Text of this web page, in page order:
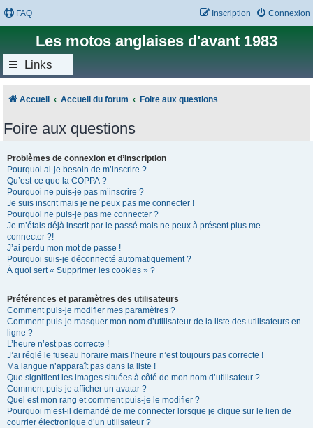
FAQ Connexion
Inscription
Les motos anglaises d'avant 1983
Links
Accueil Accueil du forum Foire aux questions
Foire aux questions
Problèmes de connexion et d’inscription
Pourquoi ai-je besoin de m’inscrire ?
Qu’est-ce que la COPPA ?
Pourquoi ne puis-je pas m’inscrire ?
Je suis inscrit mais je ne peux pas me connecter !
Pourquoi ne puis-je pas me connecter ?
Je m’étais déjà inscrit par le passé mais ne peux à présent plus me
connecter ?!
J’ai perdu mon mot de passe !
Pourquoi suis-je déconnecté automatiquement ?
À quoi sert « Supprimer les cookies » ?
Préférences et paramètres des utilisateurs
Comment puis-je modifier mes paramètres ?
Comment puis-je masquer mon nom d’utilisateur de la liste des utilisateurs en
ligne ?
L’heure n’est pas correcte !
J’ai réglé le fuseau horaire mais l’heure n’est toujours pas correcte !
Ma langue n’apparaît pas dans la liste !
Que signifient les images situées à côté de mon nom d’utilisateur ?
Comment puis-je afficher un avatar ?
Quel est mon rang et comment puis-je le modifier ?
Pourquoi m’est-il demandé de me connecter lorsque je clique sur le lien de
courrier électronique d’un utilisateur ?